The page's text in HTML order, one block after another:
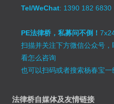
Tel/WeChat: 1390 182 6830
PE法律桥，私募问不倒！
扫描并关注下方微信公众号，
看怎么咨询
也可以扫码或者搜索杨春宝
法律桥自媒体及友情链接